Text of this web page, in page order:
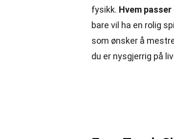
fysikk. Hvem
bare vil ha en rolig
som ønsker å
du er nysgjerrig på